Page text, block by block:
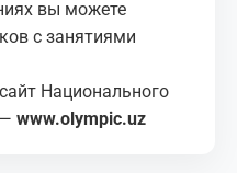
вы можете
с занятиями
Национального
www.olympic.uz